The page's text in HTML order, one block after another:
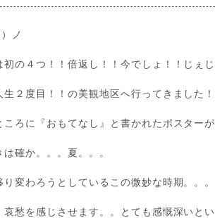
ノ
の４つ！！倍返し！！今でしょ！！じぇ
２度目！！の美観地区へ行ってきました！
ろに『おもてなし』と書かれたポスター
確か。。。夏。。。
変わろうとしているこの微妙な時期。。。
愁を感じさせます。。とても感慨深いとい